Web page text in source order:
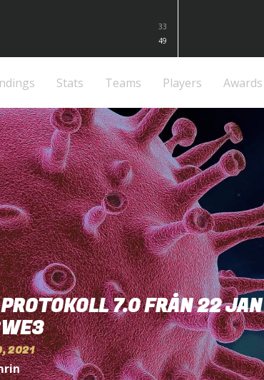
33
49
Stats Teams Players Awards
7.0 FRÅN 22 JAN
2021